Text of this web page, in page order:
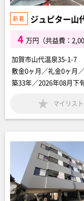
ジュピター山
4 万円（共益費：
加賀市山代温泉35-1-7
敷金0ヶ月／礼金0ヶ月
築33年／2026年08月下
マイリスト